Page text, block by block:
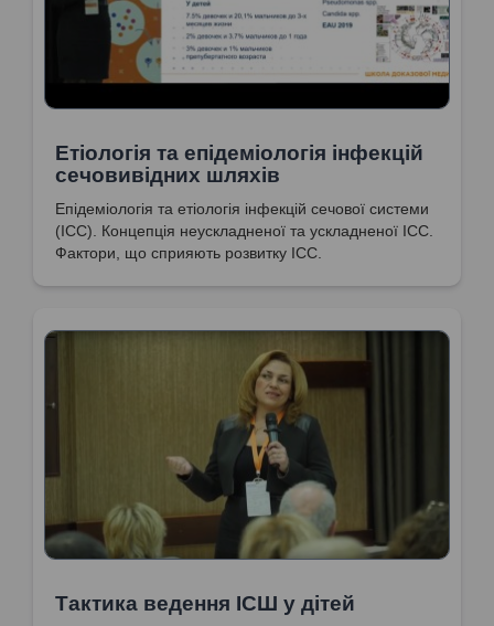
Етіологія та епідеміологія інфекцій
сечовивідних шляхів
Епідеміологія та етіологія інфекцій сечової системи
(ІСС). Концепція неускладненої та ускладненої ІСС.
Фактори, що сприяють розвитку ІСС.
Тактика ведення ІСШ у дітей